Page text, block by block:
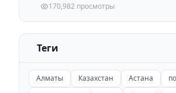
170,982 просмотры
Теги
Алматы Казахстан Астана